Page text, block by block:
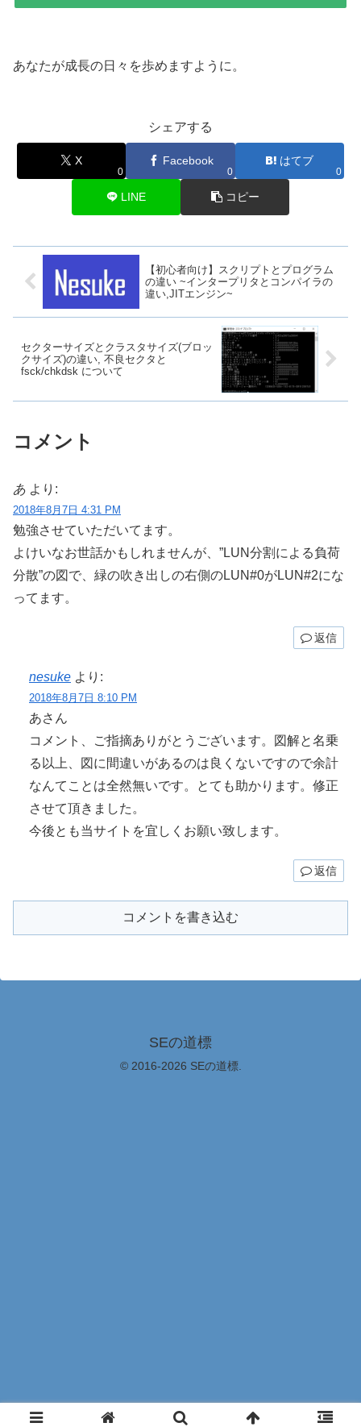
あなたが成長の日々を歩めますように。
シェアする
X
0
Facebook
0
はてブ
0
LINE コピー
【初心者向け】スクリプトとプログラム
の違い ~インタープリタとコンパイラの
違い,JITエンジン~
セクターサイズとクラスタサイズ(ブロッ
クサイズ)の違い, 不良セクタと
fsck/chkdsk について
コメント
あ より:
2018年8月7日 4:31 PM
勉強させていただいてます。
よけいなお世話かもしれませんが、”LUN分割による負荷
分散”の図で、緑の吹き出しの右側のLUN#0がLUN#2にな
ってます。
返信
nesuke より:
2018年8月7日 8:10 PM
あさん
コメント、ご指摘ありがとうございます。図解と名乗
る以上、図に間違いがあるのは良くないですので余計
なんてことは全然無いです。とても助かります。修正
させて頂きました。
今後とも当サイトを宜しくお願い致します。
返信
コメントを書き込む
SEの道標
© 2016-2026 SEの道標.